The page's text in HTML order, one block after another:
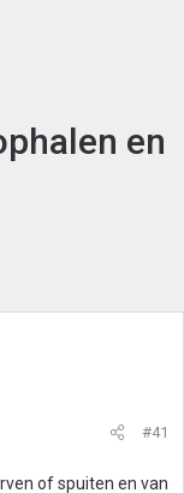
en
#41
of spuiten en van